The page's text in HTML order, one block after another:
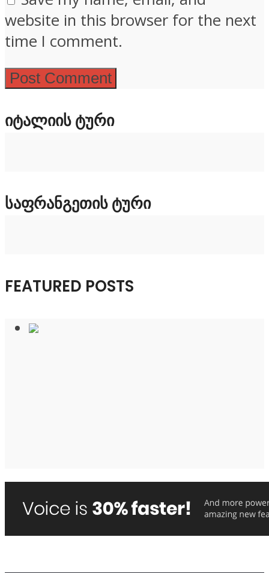
website in this browser for the next
time I comment.
ᲘᲢᲐᲚᲘᲘᲡ ᲢᲣᲠᲘ
ᲡᲐᲤᲠᲐᲜᲒᲔᲗᲘᲡ ᲢᲣᲠᲘ
FEATURED POSTS